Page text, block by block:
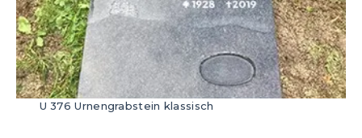
U 376 Urnengrabstein klassisch